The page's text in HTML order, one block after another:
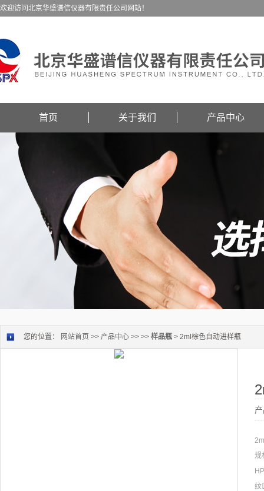
欢迎访问北京华盛谱信仪器有限责任公司网站！
首页 关于我们 产品中心
您的位置： 网站首页 >> 产品中心 >> >> 样品瓶 > 2ml棕色自动进样瓶
规
纹